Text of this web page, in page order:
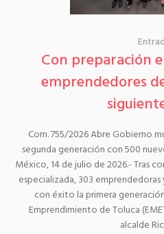
Con preparación
emprendedores
Com. 755/2026 Abre Gobierno
segunda generación con 500
México, 14 de julio de 2026.- Tras
especializada, 303
con éxito la primera
Emprendimiento de Toluca
alcalde